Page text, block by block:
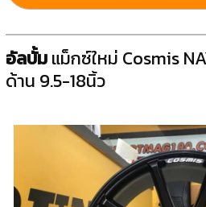
อัลบั้มแม็กซ์ใหม่ Cosmis
ด้าน 9.5-18นิ้ว